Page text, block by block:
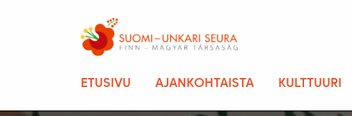
ETUSIVU AJANKOHTAISTA KULTTUURI